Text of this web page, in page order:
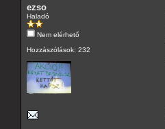
ezso
Haladó
Nem elérhető
Hozzászólások: 232